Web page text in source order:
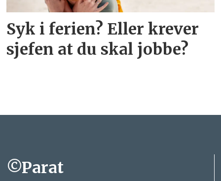
Syk i ferien? Eller krever
sjefen at du skal jobbe?
©Parat